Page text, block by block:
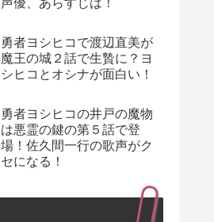
勇者ヨシヒコで渡辺直美が
魔王の城２話で生贄に？ヨ
シヒコとオシナが面白い！
勇者ヨシヒコの井戸の魔物
は悪霊の鍵の第５話で登
場！佐久間一行の歌声がク
セになる！